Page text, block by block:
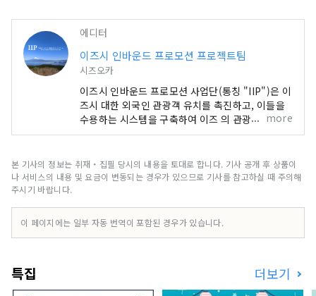
에디터
이즈시 인바운드 프로모션 프로젝트팀
시즈오카
이즈시 인바운드 프로모션 사업단(통칭 "IIP")은 이
즈시 대한 외국인 관광객 유치를 촉진하고, 이들을
수용하는 시스템을 구축하여 이즈 의 관광 자원을
활용하여 매력적인 국제 관광지로 만드는 것을 목표
을 자랑하며, 온천, 해변, 산악 지역 등 다양한 관광
명소를 보유하고 있습니다. 도쿄 에서 기차로 약 2
에 대한 참고 사항] 표지 사진은 이즈시 색칠하는 사
진 콘테스트에서 수상한 작품입니다. 사진작가: 오
사용에 대한 자세한 내용은 이즈시 관광정보 웹사이
트를 확인하세요.
more
본 기사의 정보는 취재・집필 당시의 내용을 토대로 합니다. 기사 공개 후 상품이
나 서비스의 내용 및 요금이 변동되는 경우가 있으므로 기사를 참고하실 때 주의해
주시기 바랍니다.
이 페이지에는 일부 자동 번역이 포함된 경우가 있습니다.
특집 더보기